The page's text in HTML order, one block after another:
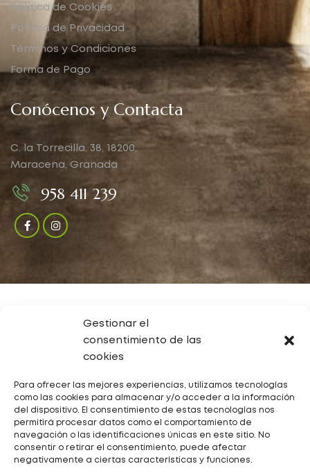
Gestionar el
consentimiento de las
cookies
Para ofrecer las mejores experiencias, utilizamos tecnologías
como las cookies para almacenar y/o acceder a la información
del dispositivo. El consentimiento de estas tecnologías nos
permitirá procesar datos como el comportamiento de
navegación o las identificaciones únicas en este sitio. No
consentir o retirar el consentimiento, puede afectar
negativamente a ciertas características y funciones.
Política de Cookies
Política de Privacidad
Términos y Condiciones
Forma de Pago
Conócenos y Contacta
C. la Torrecilla, 38, 18200,
Maracena, Granada
958 411 239
© Todos los Derechos Reservados 2023
Distribuciones Generalife Maracena S.L.
Desarrollo deOpcionalia Soluciones Avanzadas